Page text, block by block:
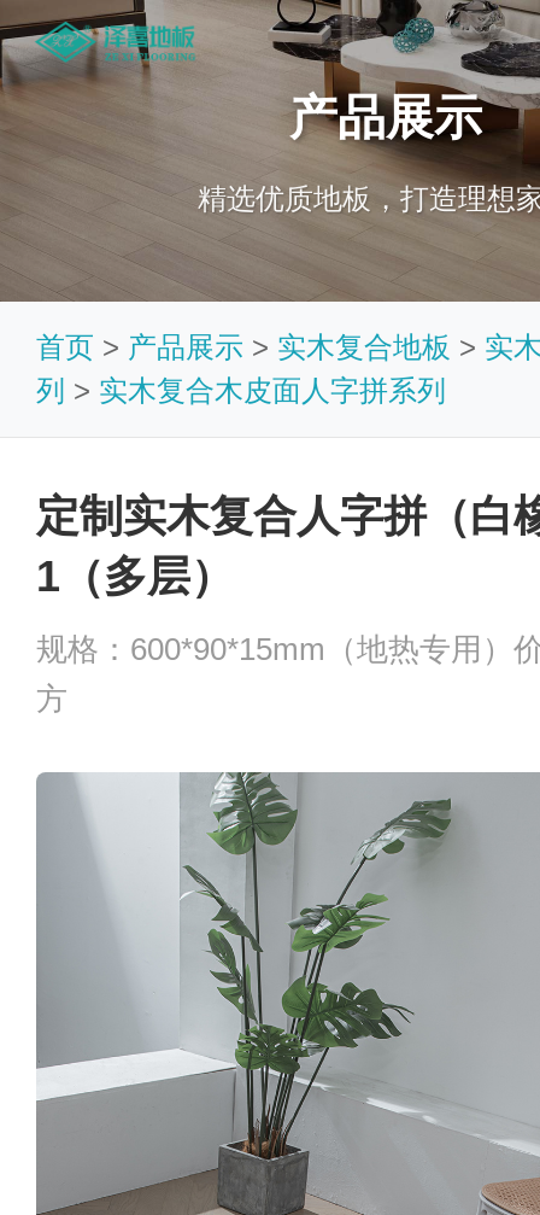
产品展示
精选优质地板，打造理想
首页 > 产品展示 > 实木复合地板 > 实
列 > 实木复合木皮面人字拼系列
定制实木复合人字拼（白
1（多层）
规格：600*90*15mm（地热专用）
方